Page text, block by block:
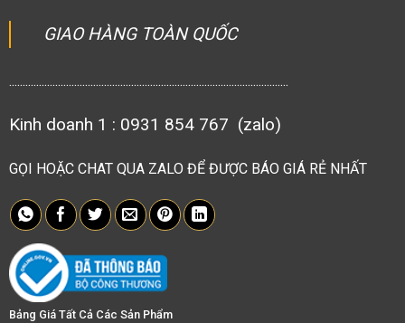
GIAO HÀNG TOÀN QUỐC
.......................................................................................................
Kinh doanh 1 : 0931 854 767 (zalo)
GỌI HOẶC CHAT QUA ZALO ĐỂ ĐƯỢC BÁO GIÁ RẺ NHẤT
Bảng Giá Tất Cả Các Sản Phẩm